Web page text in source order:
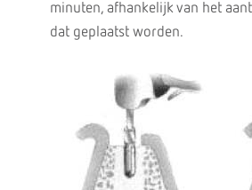
minuten, afhankelijk van het
dat geplaatst worden.